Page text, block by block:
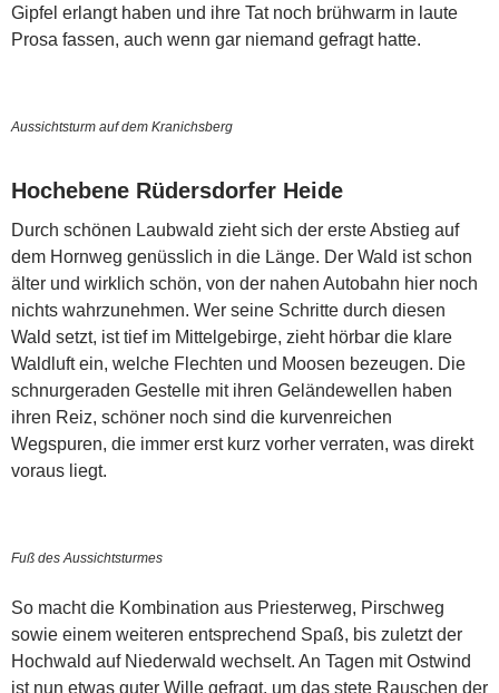
Gipfel erlangt haben und ihre Tat noch brühwarm in laute
Prosa fassen, auch wenn gar niemand gefragt hatte.
Aussichtsturm auf dem Kranichsberg
Hochebene Rüdersdorfer Heide
Durch schönen Laubwald zieht sich der erste Abstieg auf
dem Hornweg genüsslich in die Länge. Der Wald ist schon
älter und wirklich schön, von der nahen Autobahn hier noch
nichts wahrzunehmen. Wer seine Schritte durch diesen
Wald setzt, ist tief im Mittelgebirge, zieht hörbar die klare
Waldluft ein, welche Flechten und Moosen bezeugen. Die
schnurgeraden Gestelle mit ihren Geländewellen haben
ihren Reiz, schöner noch sind die kurvenreichen
Wegspuren, die immer erst kurz vorher verraten, was direkt
voraus liegt.
Fuß des Aussichtsturmes
So macht die Kombination aus Priesterweg, Pirschweg
sowie einem weiteren entsprechend Spaß, bis zuletzt der
Hochwald auf Niederwald wechselt. An Tagen mit Ostwind
ist nun etwas guter Wille gefragt, um das stete Rauschen der